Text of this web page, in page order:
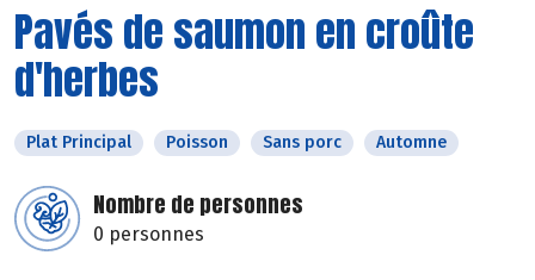
Pavés de saumon en croûte
d'herbes
Plat Principal Poisson Sans porc Automne
Nombre de personnes
0 personnes